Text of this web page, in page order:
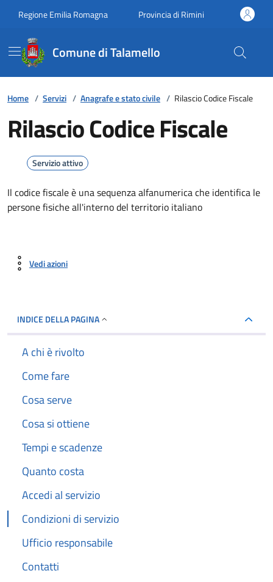
Regione Emilia Romagna Provincia di Rimini
Comune di Talamello
Home / Servizi / Anagrafe e stato civile / Rilascio Codice Fiscale
Rilascio Codice Fiscale
Servizio attivo
Il codice fiscale è una sequenza alfanumerica che identifica le
persone fisiche all'interno del territorio italiano
Vedi azioni
INDICE DELLA PAGINA
A chi è rivolto
Come fare
Cosa serve
Cosa si ottiene
Tempi e scadenze
Quanto costa
Accedi al servizio
Condizioni di servizio
Ufficio responsabile
Contatti